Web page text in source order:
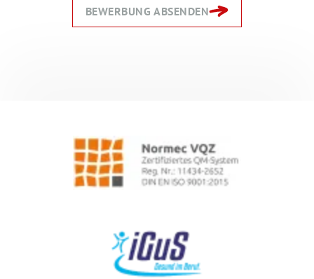
BEWERBUNG ABSENDEN